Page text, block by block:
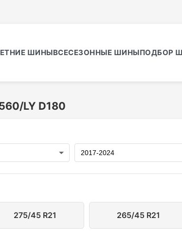
ШИНЫВСЕСЕЗОННЫЕ ШИНЫПОДБОР
LY D180
275/45 R21 265/45 R21